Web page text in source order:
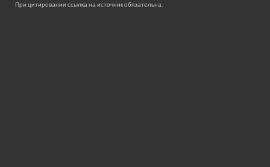
При цитировании ссылка на источник обязательна.